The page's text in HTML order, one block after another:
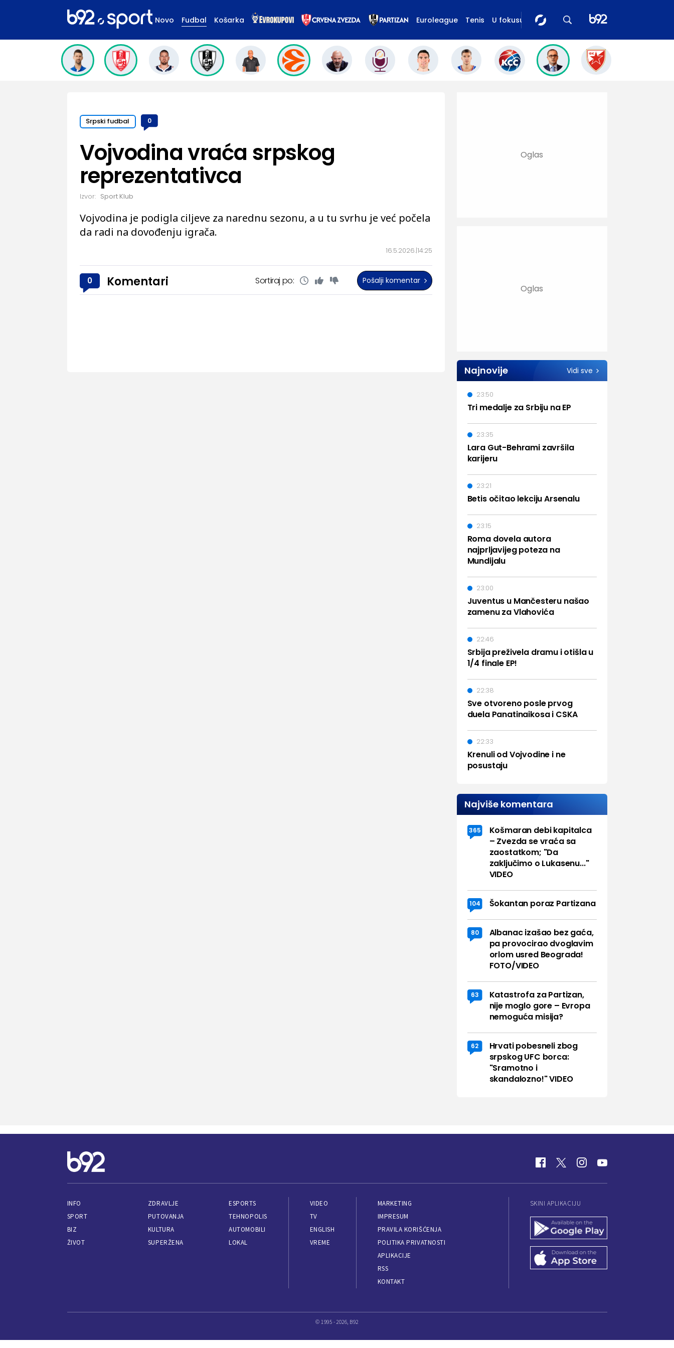
Novo Fudbal Košarka Euroleague Tenis U fokusu
Srpski fudbal 0
16.5.2026. 14:25
Vojvodina vraća srpskog
reprezentativca
Vojvodina je podigla ciljeve za narednu sezonu, a u tu svrhu je već počela
da radi na dovođenju igrača.
Izvor: Sport Klub
0 Komentari Sortiraj po: Pošalji komentar
Najnovije Vidi sve
Tri medalje za Srbiju na EP
23:50
Lara Gut-Behrami završila
karijeru
23:35
Betis očitao lekciju Arsenalu
23:21
Roma dovela autora
najprljavijeg poteza na
Mundijalu
23:15
Juventus u Mančesteru našao
zamenu za Vlahovića
23:00
Srbija preživela dramu i otišla u
1/4 finale EP!
22:46
Sve otvoreno posle prvog
duela Panatinaikosa i CSKA
22:38
Krenuli od Vojvodine i ne
posustaju
22:33
Najviše komentara
365
Košmaran debi kapitalca
– Zvezda se vraća sa
zaostatkom; "Da
zaključimo o Lukasenu..."
VIDEO
104 Šokantan poraz Partizana
80
Albanac izašao bez gaća,
pa provocirao dvoglavim
orlom usred Beograda!
FOTO/VIDEO
63
Katastrofa za Partizan,
nije moglo gore – Evropa
nemoguća misija?
62
Hrvati pobesneli zbog
srpskog UFC borca:
"Sramotno i
skandalozno!" VIDEO
INFO
SPORT
BIZ
ŽIVOT
ZDRAVLJE
PUTOVANJA
KULTURA
SUPERŽENA
ESPORTS
TEHNOPOLIS
AUTOMOBILI
LOKAL
VIDEO
TV
ENGLISH
VREME
MARKETING
IMPRESUM
PRAVILA KORIŠĆENJA
POLITIKA PRIVATNOSTI
APLIKACIJE
RSS
KONTAKT
SKINI APLIKACIJU
© 1995 - 2026, B92